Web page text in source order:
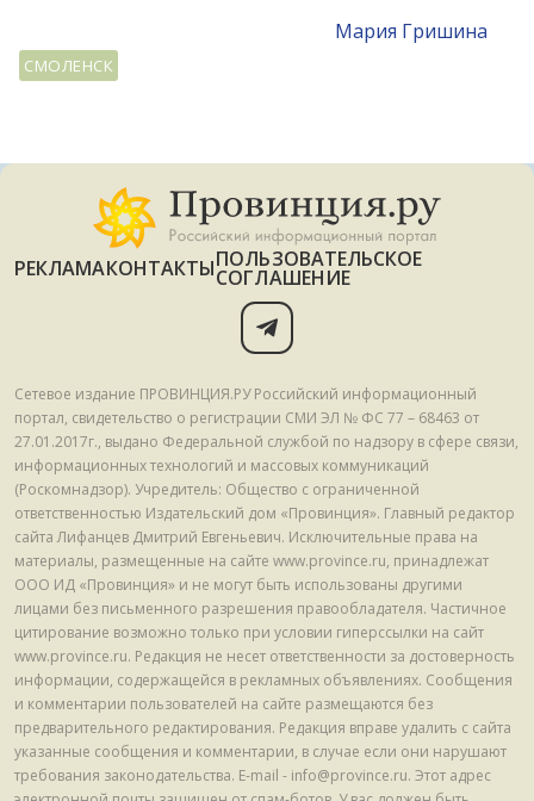
Мария Гришина
СМОЛЕНСК
РЕКЛАМАКОНТАКТЫПОЛЬЗОВАТЕЛЬСКОЕ
СОГЛАШЕНИЕ
Сетевое издание ПРОВИНЦИЯ.РУ Российский информационный
портал, свидетельство о регистрации СМИ ЭЛ № ФС 77 – 68463 от
27.01.2017г., выдано Федеральной службой по надзору в сфере связи,
информационных технологий и массовых коммуникаций
(Роскомнадзор). Учредитель: Общество с ограниченной
ответственностью Издательский дом «Провинция». Главный редактор
сайта Лифанцев Дмитрий Евгеньевич. Исключительные права на
материалы, размещенные на сайте www.province.ru, принадлежат
ООО ИД «Провинция» и не могут быть использованы другими
лицами без письменного разрешения правообладателя. Частичное
цитирование возможно только при условии гиперссылки на сайт
www.province.ru. Редакция не несет ответственности за достоверность
информации, содержащейся в рекламных объявлениях. Сообщения
и комментарии пользователей на сайте размещаются без
предварительного редактирования. Редакция вправе удалить с сайта
указанные сообщения и комментарии, в случае если они нарушают
требования законодательства. E-mail - info@province.ru. Этот адрес